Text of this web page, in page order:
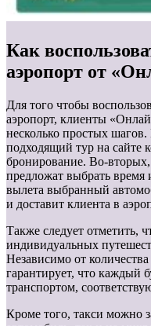
Как
аэропорт от
Для того чтобы
аэропорт, клиенты
несколько простых
подходящий тур на сайте
бронирование. Во-
предложат выбрать время
вылета выбранный
и доставит клиента в
Также следует отметить,
индивидуальных
Независимо от
гарантирует, что каждый
транспортом,
Кроме того, такси можно